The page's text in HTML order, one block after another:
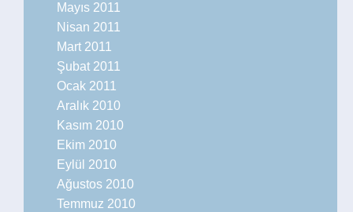
Mayıs 2011
Nisan 2011
Mart 2011
Şubat 2011
Ocak 2011
Aralık 2010
Kasım 2010
Ekim 2010
Eylül 2010
Ağustos 2010
Temmuz 2010